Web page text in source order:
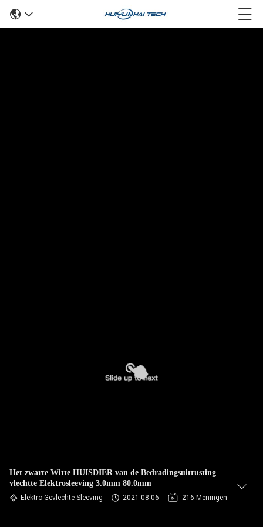
Het zwarte Witte HUISDIER van de Bedradingsuitrusting
vlechtte Elektrosleeving 3.0mm 80.0mm
Elektro Gevlechte Sleeving 2021-08-06 216 Meningen